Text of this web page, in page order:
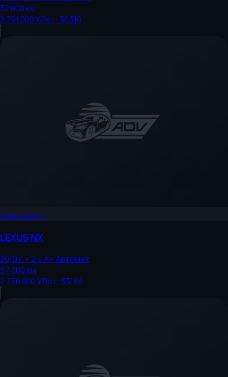
32 000км
2 791 000 ¥Лот: 36310
Санкции4.5
LEXUSNX
2019г.• 2.5л• Автомат
57 000км
2 750 000 ¥Лот: 33184